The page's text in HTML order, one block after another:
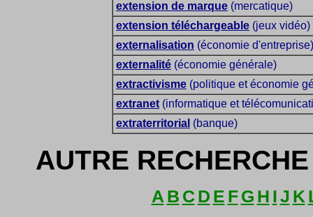
extension de marque (mercatique)
extension téléchargeable (jeux vidéo)
externalisation (économie d'entreprise)
externalité (économie générale)
extractivisme (politique et économie
extranet (informatique et
extraterritorial (banque)
AUTRE
A B C D E F G H IJ K